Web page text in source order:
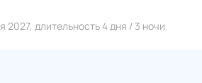
2027, длительность 4 дня / 3 ночи